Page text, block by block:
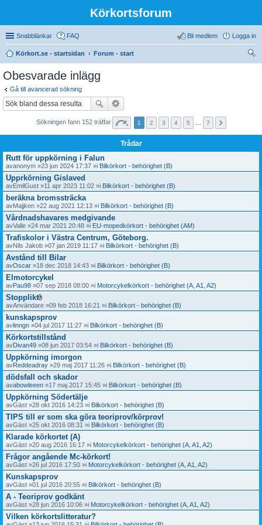
Körkortsforum
Snabblänkar FAQ Logga in
Bli medlem
Körkort.se - startsidan
Forum - start
Obesvarade inlägg
Gå till avancerad sökning
Sökningen fann 152 träffar 1 2 3 4 5 7
Trådar
Rutt för uppkörning i Falun
avanonym »23 jun 2024 17:37 »i Bilkörkort - behörighet (B)
Upprkörning Gislaved
avEmilGust »11 apr 2023 11:02 »i Bilkörkort - behörighet (B)
beräkna bromssträcka
avMajjken »22 aug 2021 12:13 »i Bilkörkort - behörighet (B)
Vårdnadshavares medgivande
avValle »24 mar 2021 20:48 »i EU-mopedkörkort - behörighet (AM)
Trafiskolor i Västra Centrum, Göteborg.
avNils Jakob »07 jan 2019 11:17 »i Bilkörkort - behörighet (B)
Avstånd till Bilar
avOscar »18 dec 2018 14:43 »i Bilkörkort - behörighet (B)
Elmotorcykel
avPau98 »07 sep 2018 08:00 »i Motorcykelkörkort - behörighet (A, A1, A2)
Stopplikt
B
i
l
a
g
o
r
avAnvändare »09 feb 2018 16:21 »i Bilkörkort - behörighet (B)
kunskapsprov
avlinngn »04 jul 2017 11:27 »i Bilkörkort - behörighet (B)
Körkortstillstånd
avDivan49 »08 jun 2017 03:54 »i Bilkörkort - behörighet (B)
Uppkörning imorgon
avReddeadray »29 maj 2017 11:26 »i Bilkörkort - behörighet (B)
dödsfall och skador
avabowleeen »17 maj 2017 15:45 »i Bilkörkort - behörighet (B)
Uppkörning Södertälje
avGäst »28 okt 2016 14:23 »i Bilkörkort - behörighet (B)
TIPS till er som ska göra teoriprov/körprov!
avGäst »25 okt 2016 08:31 »i Bilkörkort - behörighet (B)
Klarade körkortet (A)
avGäst »20 aug 2016 16:17 »i Motorcykelkörkort - behörighet (A, A1, A2)
Frågor angående Mc-körkort!
avGäst »26 jul 2016 17:50 »i Motorcykelkörkort - behörighet (A, A1, A2)
Kunskapsprov
avGäst »01 jul 2016 20:55 »i Bilkörkort - behörighet (B)
A - Teoriprov godkänt
avGäst »28 jun 2016 10:06 »i Motorcykelkörkort - behörighet (A, A1, A2)
Vilken körkortslitteratur?